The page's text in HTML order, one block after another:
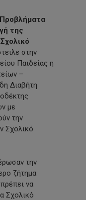
της
στην
Παιδείας η
–
Διαβήτη
με
την
Σχολικό
την
ζήτημα
να
Σχολικό